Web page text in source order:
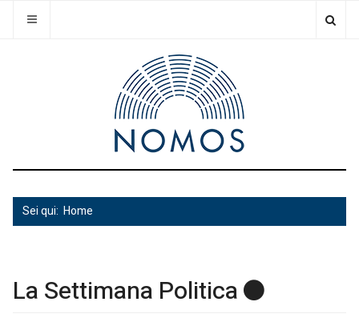
Sei qui: Home
La Settimana Politica